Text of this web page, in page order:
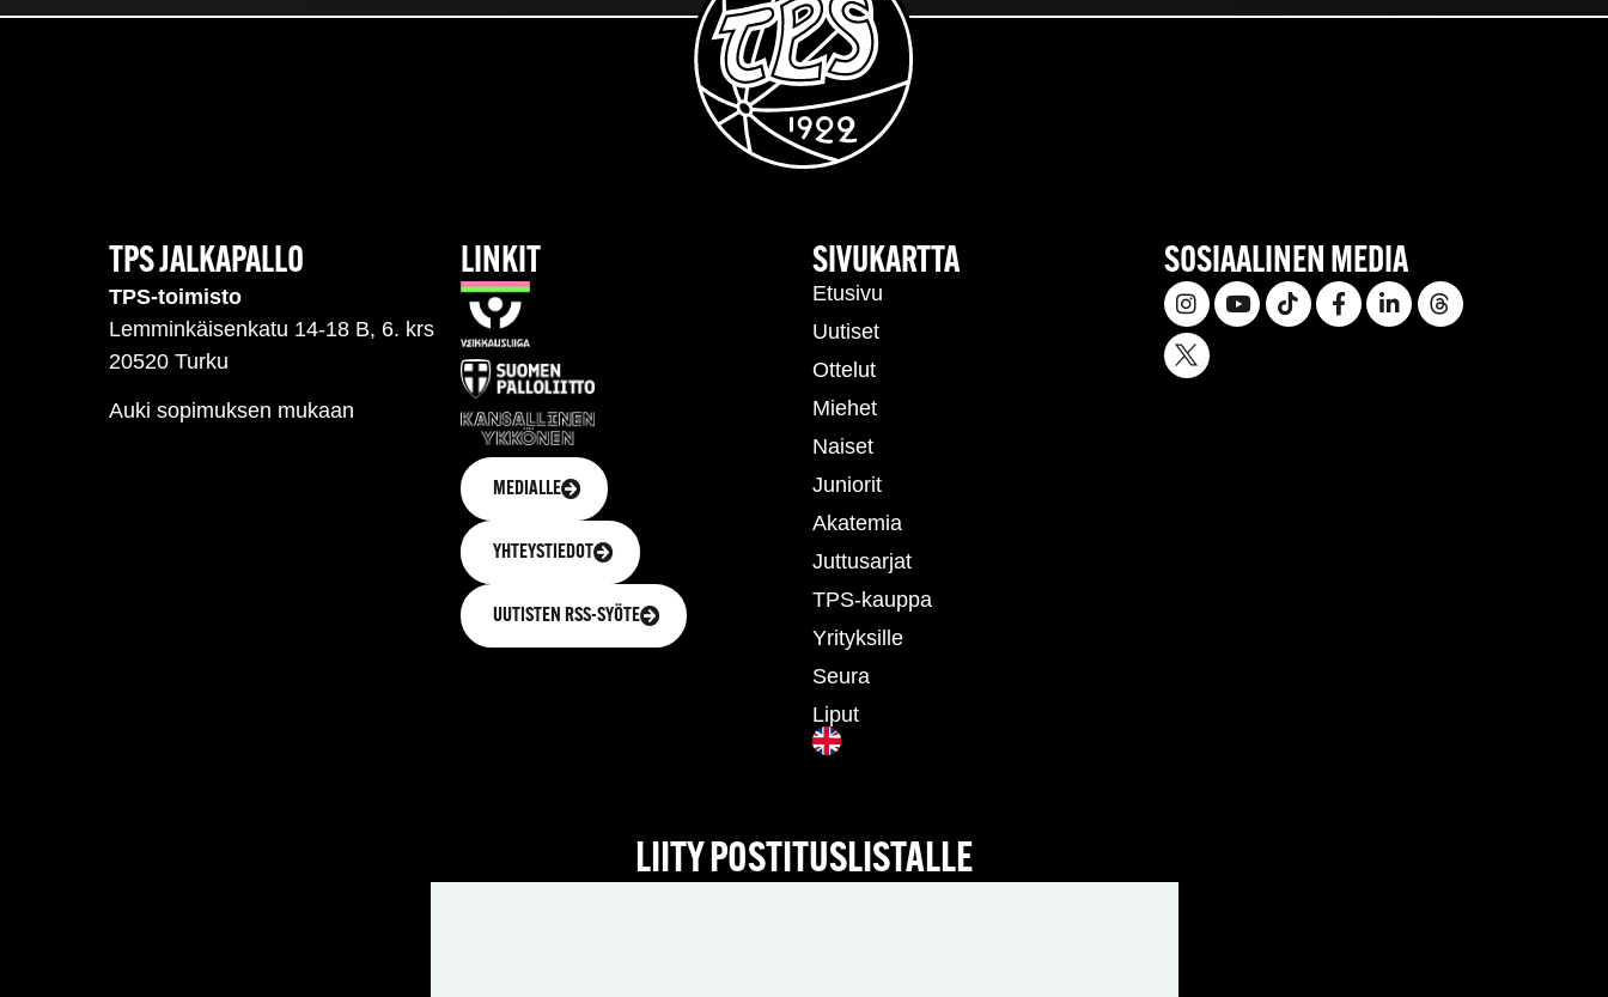
TPS JALKAPALLO
TPS-toimisto
Lemminkäisenkatu 14-18 B, 6. krs
20520 Turku
Auki sopimuksen mukaan
LINKIT
MEDIALLE
YHTEYSTIEDOT
UUTISTEN RSS-SYÖTE
SIVUKARTTA
Etusivu
Uutiset
Ottelut
Miehet
Naiset
Juniorit
Akatemia
Juttusarjat
TPS-kauppa
Yrityksille
Seura
Liput
SOSIAALINEN MEDIA
LIITY POSTITUSLISTALLE